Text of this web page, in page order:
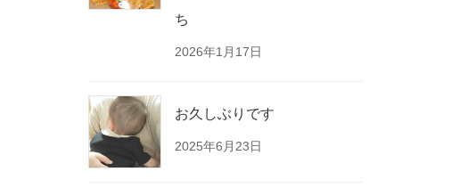
ち
2026年1月17日
お久しぶりです
2025年6月23日